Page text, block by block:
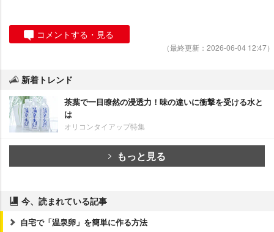
コメントする・見る
（最終更新：2026-06-04 12:47）
新着トレンド
茶葉で一目瞭然の浸透力！味の違いに衝撃を受ける水と
は
オリコンタイアップ特集
もっと見る
今、読まれている記事
自宅で「温泉卵」を簡単に作る方法